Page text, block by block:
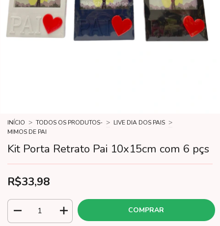
INÍCIO > TODOS OS PRODUTOS- > LIVE DIA DOS PAIS >
MIMOS DE PAI
Kit Porta Retrato Pai 10x15cm com 6 pçs
R$33,98